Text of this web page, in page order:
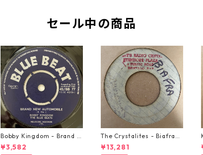
セール中の商品
Bobby Kingdom - Brand N
ew Automobile【7-2088
9】
¥3,582
The Crystalites - Biafra
【7-21293】
¥13,281